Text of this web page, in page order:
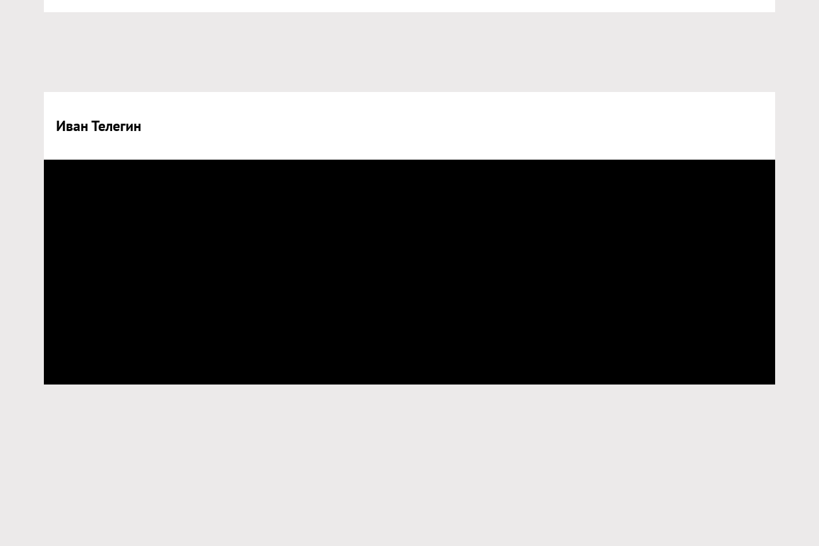
Иван Телегин